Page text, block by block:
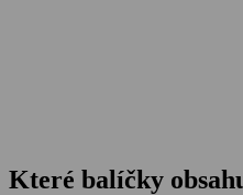
Které balíčky